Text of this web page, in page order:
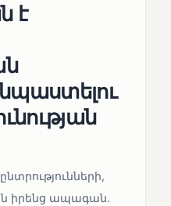
է
նպաստելու
իրենց ապագան.